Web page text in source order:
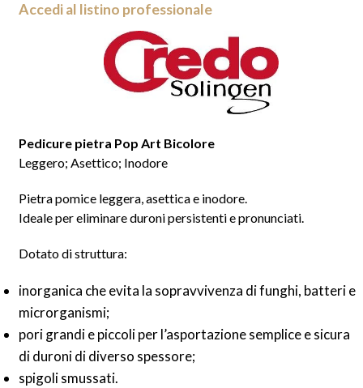
Accedi al listino professionale
Pedicure pietra Pop Art Bicolore
Leggero; Asettico; Inodore
Pietra pomice leggera, asettica e inodore.
Ideale per eliminare duroni persistenti e pronunciati.
Dotato di struttura:
inorganica che evita la sopravvivenza di funghi, batteri e
microrganismi;
pori grandi e piccoli per l’asportazione semplice e sicura
di duroni di diverso spessore;
spigoli smussati.